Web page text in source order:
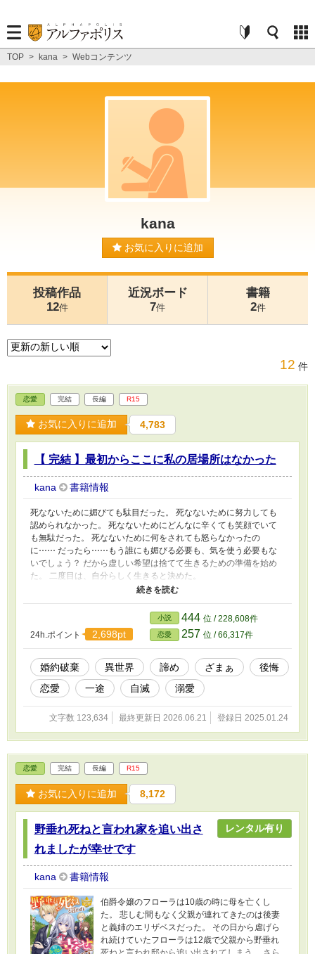
TOP > kana > Webコンテンツ
kana
お気に入りに追加
投稿作品
12件
近況ボード
7件
書籍
2件
12 件
恋愛 完結 長編 R15
お気に入りに追加 4,783
【 完結 】最初からここに私の居場所はなかった
kana 書籍情報
死なないために媚びても駄目だった。 死なないために努力しても
認められなかった。 死なないためにどんなに辛くても笑顔でいて
も無駄だった。 死なないために何をされても怒らなかったの
に⋯⋯ だったら⋯⋯もう誰にも媚びる必要も、気を使う必要もな
いでしょう？ だから虚しい希望は捨てて生きるための準備を始め
た。 二度目は、自分らしく生きると決めた。
◇◇◇◇◇◇◇◇◇◇◇◇◇◇◇◇◇◇◇ いつも稚拙な小説を読
んでいただきありがとうございます。 私ごとですが、この度レジ
ーナブックス様より『後悔している言われても⋯⋯ねえ？今さらで
すよ？』が1月31日頃に書籍化されることになりました～ これも読
んでくださった皆様のおかげです。m(_ _)m これからも皆様に楽し
んでいただける作品をお届けできるように頑張ってまいりますの
で、よろしくお願いいたします(＞人＜;)
24h.ポイント 2,698pt
小説 444 位 / 228,608件
恋愛 257 位 / 66,317件
婚約破棄 異世界 諦め ざまぁ
後悔
恋愛
一途 自滅 溺愛
文字数 123,634 最終更新日 2026.06.21 登録日 2025.01.24
恋愛 完結 長編 R15
お気に入りに追加 8,172
野垂れ死ねと言われ家を追い出さ
れましたが幸せです
レンタル有り
kana 書籍情報
伯爵令嬢のフローラは10歳の時に母を亡くし
た。 悲しむ間もなく父親が連れてきたのは後妻
と義姉のエリザベスだった。 その日から虐げら
れ続けていたフローラは12歳で父親から野垂れ